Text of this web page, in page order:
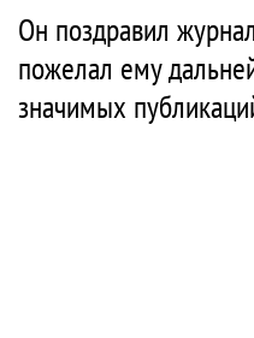
Он поздравил
пожелал ему
значимых